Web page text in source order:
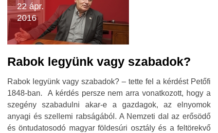
22 ápr.
2016
Rabok legyünk vagy szabadok?
Rabok legyünk vagy szabadok? – tette fel a kérdést Petőfi
1848-ban. A kérdés persze nem arra vonatkozott, hogy a
szegény szabadulni akar-e a gazdagok, az elnyomok
anyagi és szellemi rabságából. A Nemzeti dal az erősödő
és öntudatosodó magyar földesúri osztály és a feltörekvő